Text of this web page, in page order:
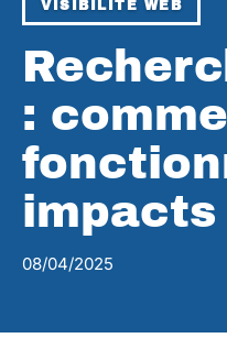
VISIBILITÉ WEB
:
impacts
08/04/2025